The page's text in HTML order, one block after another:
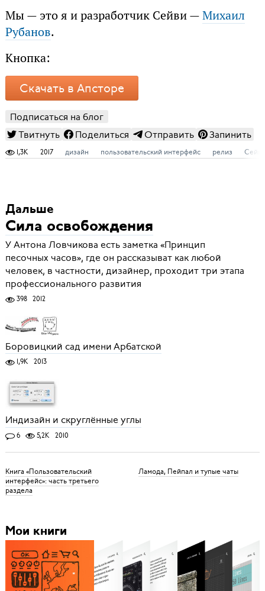
Мы — это я и разработчик Сейви —Михаил
Рубанов.
Кнопка:
Скачать в Апсторе
Подписаться на блог
Твитнуть
Поделиться Отправить Запинить
1,3K 2017 дизайн пользовательский интерфейс релиз Сейви
Дальше
Сила освобождения
У Антона Ловчикова есть заметка «Принцип
песочных часов», где он рассказыват как любой
человек, в частности, дизайнер, проходит три этапа
профессионального развития
398 2012
Боровицкий сад имени Арбатской
1,9K 2013
Индизайн и скруглённые углы
6 5,2K 2010
Книга «Пользовательский
интерфейс»: часть третьего
раздела
Ламода, Пейпал и тупые чаты
Мои книги